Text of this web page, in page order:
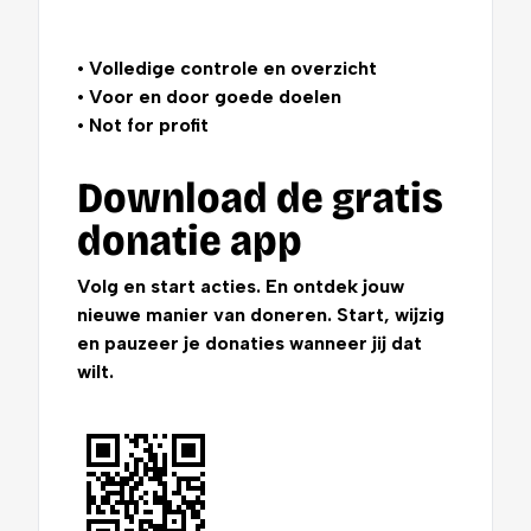
• Volledige controle en overzicht
• Voor en door goede doelen
• Not for profit
Download de gratis
donatie app
Volg en start acties. En ontdek jouw
nieuwe manier van doneren. Start, wijzig
en pauzeer je donaties wanneer jij dat
wilt.